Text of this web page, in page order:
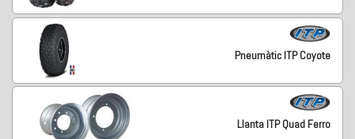
Pneumàtic ITP Coyote
Llanta ITP Quad Ferro